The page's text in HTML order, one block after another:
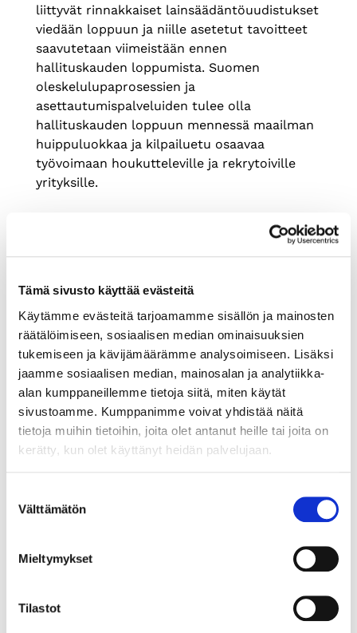
Tämä sivusto käyttää evästeitä
Käytämme evästeitä tarjoamamme sisällön ja mainosten
räätälöimiseen, sosiaalisen median ominaisuuksien
tukemiseen ja kävijämäärämme analysoimiseen. Lisäksi
jaamme sosiaalisen median, mainosalan ja analytiikka-
alan kumppaneillemme tietoja siitä, miten käytät
sivustoamme. Kumppanimme voivat yhdistää näitä
tietoja muihin tietoihin, joita olet antanut heille tai joita on
kerätty, kun olet käyttänyt heidän palvelujaan.
valinta
Välttämätön
Mieltymykset
Tilastot
liittyvät rinnakkaiset lainsäädäntöuudistukset
viedään loppuun ja niille asetetut tavoitteet
saavutetaan viimeistään ennen
hallituskauden loppumista. Suomen
oleskelulupaprosessien ja
asettautumispalveluiden tulee olla
hallituskauden loppuun mennessä maailman
huippuluokkaa ja kilpailuetu osaavaa
työvoimaan houkutteleville ja rekrytoiville
yrityksille.
2.3.2022 LAUSUNTO
Lausunto: Länsiväylän
osallistumis- ja
Helsingin seudun kauppakamari on 25.2.2022
kaupunkiympäristön toimialalle Länsiväylän
ympäristön osayleiskaavan osallistumis- ja